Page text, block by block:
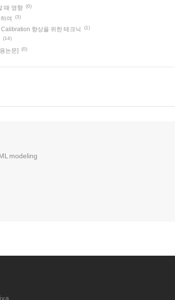
때 영향 (0)
여 (3)
향상을 위한 테크닉 (1)
(14)
논문] (0)
modeling